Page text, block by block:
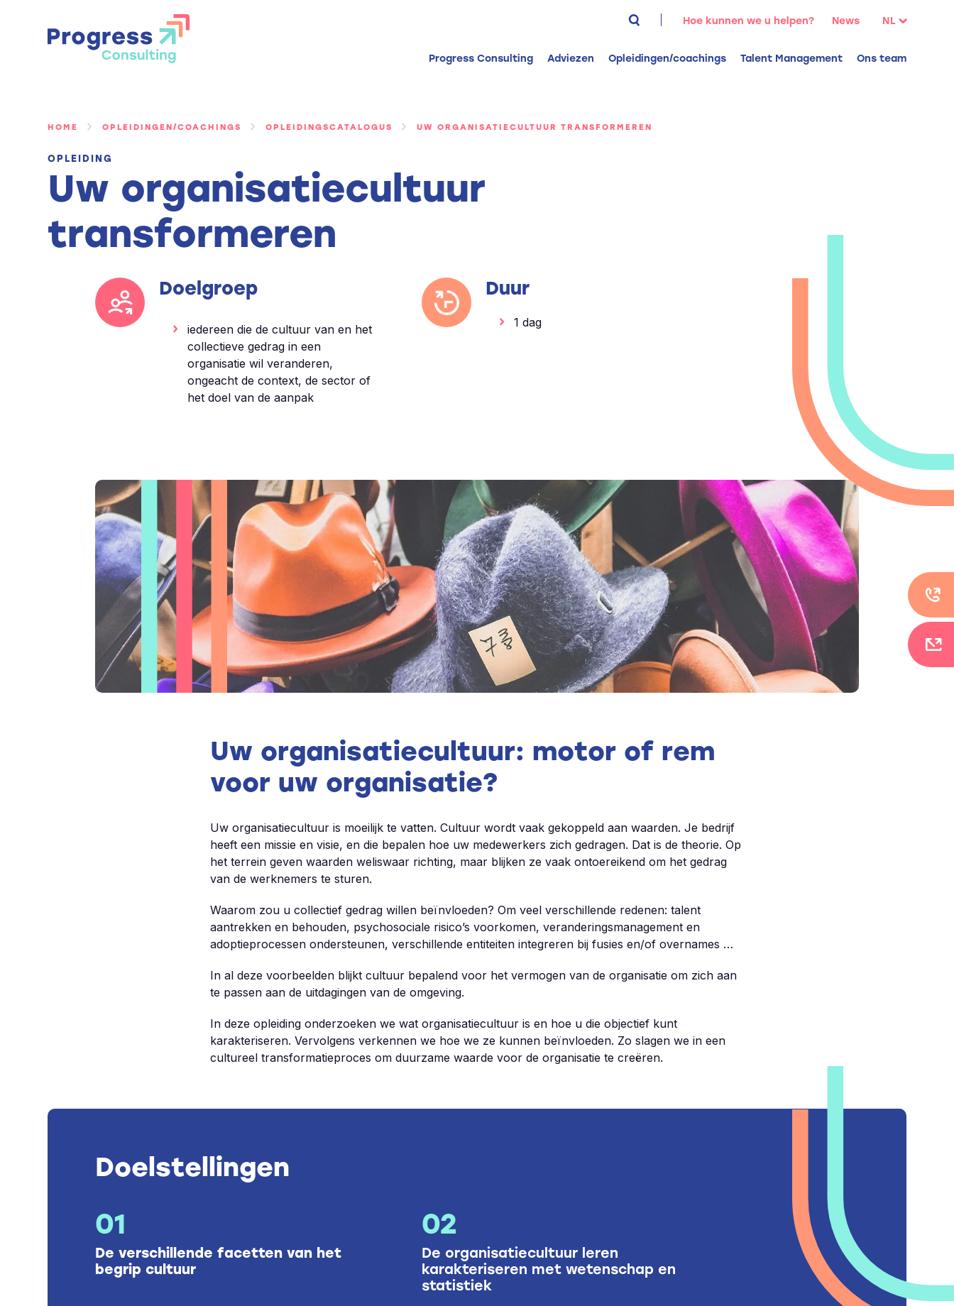
Zoeken
Hoe kunnen we u helpen? News
NL
EN
Progress Consulting Adviezen Opleidingen/coachings Talent Management Ons team
HOME OPLEIDINGEN/COACHINGS OPLEIDINGSCATALOGUS UW ORGANISATIECULTUUR TRANSFORMEREN
OPLEIDING
Uw organisatiecultuur
transformeren
Doelgroep
iedereen die de cultuur van en het
collectieve gedrag in een
organisatie wil veranderen,
ongeacht de context, de sector of
het doel van de aanpak
Duur
1 dag
Uw organisatiecultuur: motor of rem
voor uw organisatie?
Uw organisatiecultuur is moeilijk te vatten. Cultuur wordt vaak gekoppeld aan waarden. Je bedrijf
heeft een missie en visie, en die bepalen hoe uw medewerkers zich gedragen. Dat is de theorie. Op
het terrein geven waarden weliswaar richting, maar blijken ze vaak ontoereikend om het gedrag
van de werknemers te sturen.
Waarom zou u collectief gedrag willen beïnvloeden? Om veel verschillende redenen: talent
aantrekken en behouden, psychosociale risico’s voorkomen, veranderingsmanagement en
adoptieprocessen ondersteunen, verschillende entiteiten integreren bij fusies en/of overnames …
In al deze voorbeelden blijkt cultuur bepalend voor het vermogen van de organisatie om zich aan
te passen aan de uitdagingen van de omgeving.
In deze opleiding onderzoeken we wat organisatiecultuur is en hoe u die objectief kunt
karakteriseren. Vervolgens verkennen we hoe we ze kunnen beïnvloeden. Zo slagen we in een
cultureel transformatieproces om duurzame waarde voor de organisatie te creëren.
Doelstellingen
01
De verschillende facetten van het
begrip cultuur
02
De organisatiecultuur leren
karakteriseren met wetenschap en
statistiek